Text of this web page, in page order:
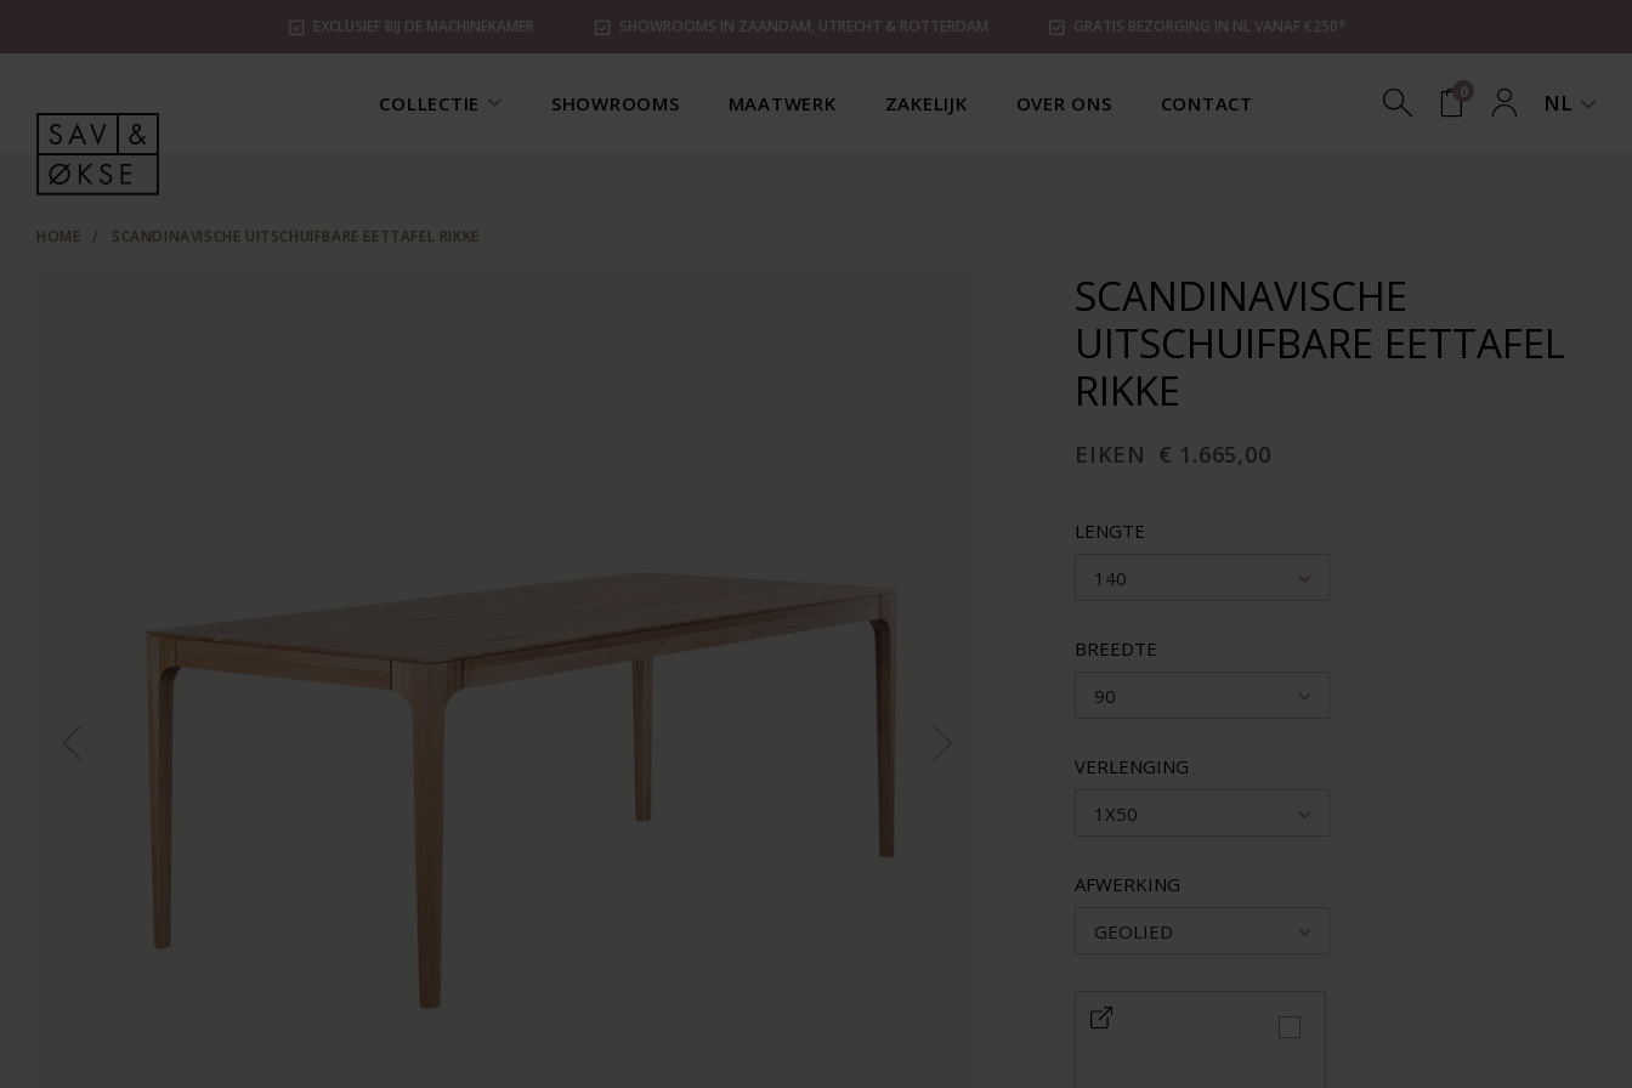
EXCLUSIEF BIJ DE MACHINEKAMER SHOWROOMS IN ZAANDAM, UTRECHT & ROTTERDAM GRATIS BEZORGING IN NL VANAF €250*
COLLECTIE SHOWROOMS MAATWERK ZAKELIJK OVER ONS CONTACT 0 NL
HOME / SCANDINAVISCHE UITSCHUIFBARE EETTAFEL RIKKE
SCANDINAVISCHE
UITSCHUIFBARE EETTAFEL
RIKKE
EIKEN € 1.665,00
LENGTE
140
BREEDTE
90
VERLENGING
1X50
AFWERKING
GEOLIED